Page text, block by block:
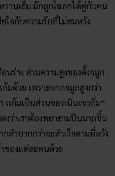
วานเยิ้ม มักถูกโฉลกได้คู่กับคน
ยใจกับความรักที่ไม่สมหวัง
นร่าง ส่วนความสูงของดั้งจมูก
มด้วย เพราะหากจมูกสูงกว่า
แก้มเป็นส่วนของเนินเขาที่มา
งว่าเราต้องพยายามปีนมากขึ้น
ลำบากกว่าจะสำเร็จตามที่หวัง
ของแต่ละคนด้วย